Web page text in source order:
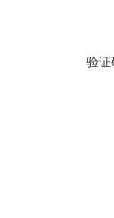
验证